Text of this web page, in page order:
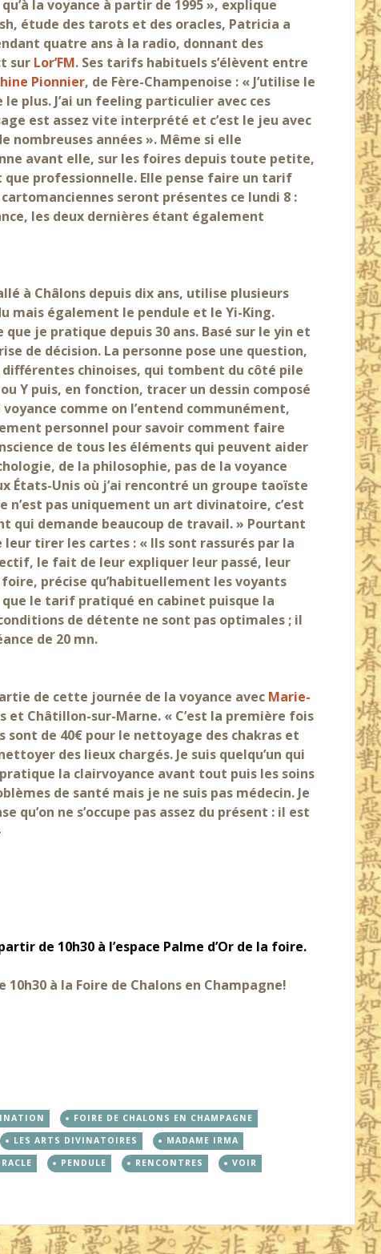
la voyance à partir de 1995 », explique
étude des tarots et des oracles, Patricia a
quatre ans à la radio, donnant des
sur Lor’FM. Ses tarifs habituels s’élèvent entre
Pionnier, de Fère-Champenoise : « J’utilise le
plus. J’ai un feeling particulier avec ces
est assez vite interprété et c’est le jeu avec
nombreuses années ». Même si elle
avant elle, sur les foires depuis toute petite,
professionnelle. Elle pense faire un tarif
seront présentes ce lundi 8 :
les deux dernières étant également
à Châlons depuis dix ans, utilise plusieurs
mais également le pendule et le Yi-King.
je pratique depuis 30 ans. Basé sur le yin et
de décision. La personne pose une question,
chinoises, qui tombent du côté pile
Y puis, en fonction, tracer un dessin composé
comme on l’entend communément,
personnel pour savoir comment faire
de tous les éléments qui peuvent aider
de la philosophie, pas de la voyance
États-Unis où j’ai rencontré un groupe taoïste
n’est pas uniquement un art divinatoire, c’est
qui demande beaucoup de travail. » Pourtant
tirer les cartes : « Ils sont rassurés par la
le fait de leur expliquer leur passé, leur
précise qu’habituellement les voyants
le tarif pratiqué en cabinet puisque la
de détente ne sont pas optimales ; il
de 20 mn.
de cette journée de la voyance avec Marie-
et Châtillon-sur-Marne. « C’est la première fois
de 40€ pour le nettoyage des chakras et
des lieux chargés. Je suis quelqu’un qui
la clairvoyance avant tout puis les soins
de santé mais je ne suis pas médecin. Je
qu’on ne s’occupe pas assez du présent : il est
de 10h30 à l’espace Palme d’Or de la foire.
à la Foire de Chalons en Champagne!
FOIRE DE CHALONS EN CHAMPAGNE
LES ARTS DIVINATOIRES
MADAME IRMA
PENDULE RENCONTRES
VOIR